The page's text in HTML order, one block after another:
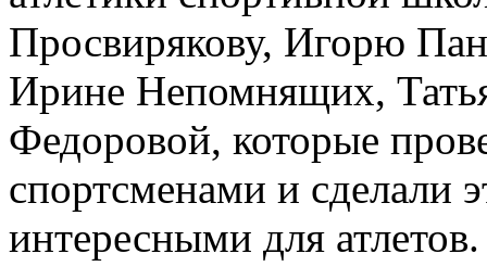
Просвирякову, Игорю
Ирине Непомнящих,
Федоровой, которые
спортсменами и сделали
интересными для атлетов.